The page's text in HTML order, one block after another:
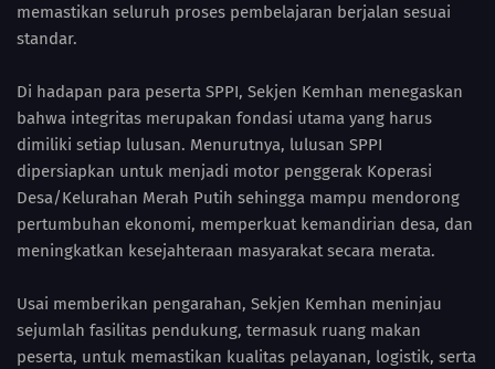
memastikan seluruh proses pembelajaran berjalan sesuai
standar.
Di hadapan para peserta SPPI, Sekjen Kemhan menegaskan
bahwa integritas merupakan fondasi utama yang harus
dimiliki setiap lulusan. Menurutnya, lulusan SPPI
dipersiapkan untuk menjadi motor penggerak Koperasi
Desa/Kelurahan Merah Putih sehingga mampu mendorong
pertumbuhan ekonomi, memperkuat kemandirian desa, dan
meningkatkan kesejahteraan masyarakat secara merata.
Usai memberikan pengarahan, Sekjen Kemhan meninjau
sejumlah fasilitas pendukung, termasuk ruang makan
peserta, untuk memastikan kualitas pelayanan, logistik, serta